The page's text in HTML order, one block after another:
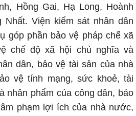
Hồng Gai, Hạ Long, Hoành
Nhất. Viện kiểm sát nhân dân
góp phần bảo vệ pháp chế xã
chế độ xã hội chủ nghĩa và
dân, bảo vệ tài sản của nhà
vệ tính mạng, sức khoẻ, tài
nhân phẩm của công dân, bảo
phạm lợi ích của nhà nước,